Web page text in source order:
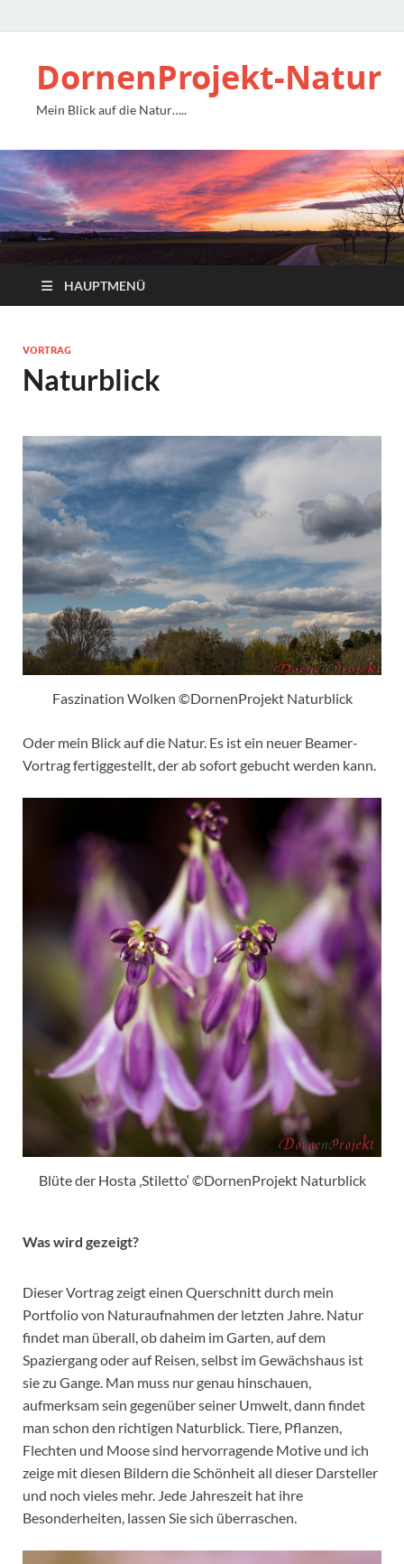
DornenProjekt-Natur
Mein Blick auf die Natur…..
HAUPTMENÜ
VORTRAG
Naturblick
Faszination Wolken ©DornenProjekt Naturblick
Oder mein Blick auf die Natur. Es ist ein neuer Beamer-
Vortrag fertiggestellt, der ab sofort gebucht werden kann.
Blüte der Hosta ‚Stiletto‘ ©DornenProjekt Naturblick
Was wird gezeigt?
Dieser Vortrag zeigt einen Querschnitt durch mein
Portfolio von Naturaufnahmen der letzten Jahre. Natur
findet man überall, ob daheim im Garten, auf dem
Spaziergang oder auf Reisen, selbst im Gewächshaus ist
sie zu Gange. Man muss nur genau hinschauen,
aufmerksam sein gegenüber seiner Umwelt, dann findet
man schon den richtigen Naturblick. Tiere, Pflanzen,
Flechten und Moose sind hervorragende Motive und ich
zeige mit diesen Bildern die Schönheit all dieser Darsteller
und noch vieles mehr. Jede Jahreszeit hat ihre
Besonderheiten, lassen Sie sich überraschen.